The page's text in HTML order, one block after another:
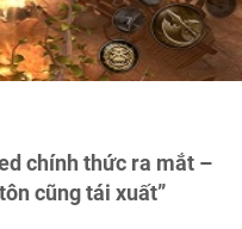
chính thức ra mắt –
cũng tái xuất”